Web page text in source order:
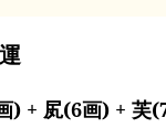
) + 㞍(6画) + 芙